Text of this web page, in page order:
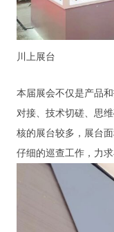
川上展台
本届展会不仅是产品
对接、技术切磋、思
核的展台较多，展台
仔细的巡查工作，力